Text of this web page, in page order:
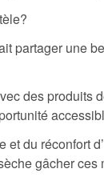
partager une
des produits
du réconfort
gâcher ces